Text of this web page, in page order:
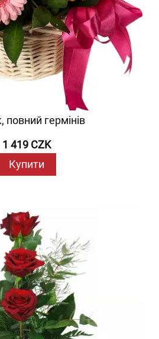
повний гермінів
1 419 CZK
Купити